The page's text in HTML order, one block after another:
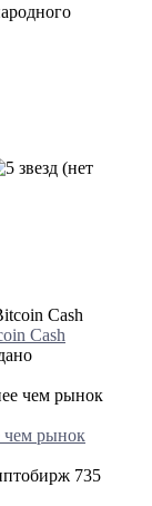
(нет
Cash
чем рынок